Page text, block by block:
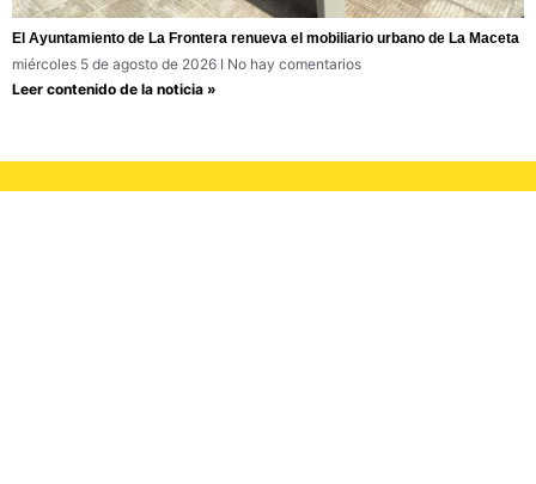
El Ayuntamiento de La Frontera renueva el mobiliario urbano de La Maceta
miércoles 5 de agosto de 2026
No hay comentarios
Leer contenido de la noticia »